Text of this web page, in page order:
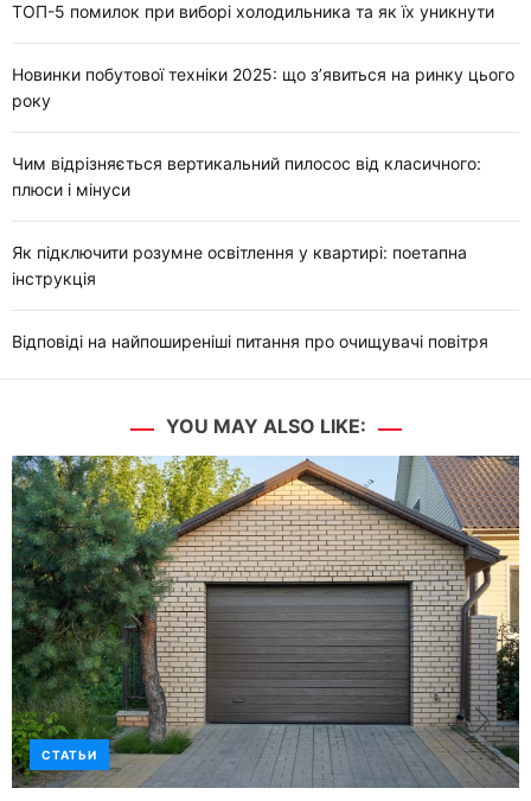
ТОП-5 помилок при виборі холодильника та як їх уникнути
Новинки побутової техніки 2025: що з’явиться на ринку цього
року
Чим відрізняється вертикальний пилосос від класичного:
плюси і мінуси
Як підключити розумне освітлення у квартирі: поетапна
інструкція
Відповіді на найпоширеніші питання про очищувачі повітря
YOU MAY ALSO LIKE:
СТАТЬИ